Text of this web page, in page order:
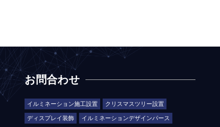
お問合わせ
イルミネーション施工設置
クリスマスツリー設置
ディスプレイ装飾
イルミネーションデザインパース